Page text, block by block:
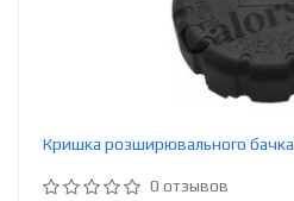
Кришка розширювального бачка
0 отзывов